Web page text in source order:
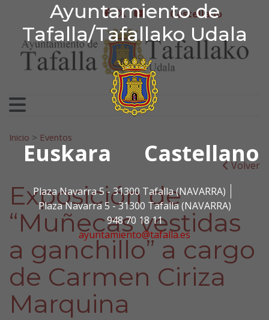
Ayuntamiento de
Tafalla/Tafallako Udala
Euskara Castellano
Plaza Navarra 5 - 31300 Tafalla (NAVARRA)
Plaza Navarra 5 - 31300 Tafalla (NAVARRA)
948 70 18 11
ayuntamiento@tafalla.es
Ir al contenido
Ayuntamiento de
facebook
twitter
youtubeCastellano
Search for:
Inicio > Eventos
Volver
Exposición de
“Muñecas vestidas
a ganchillo” a cargo
de Carmen Ciriza
Marquina